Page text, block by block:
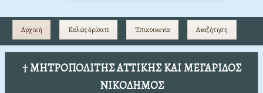
Αρχική Καλῶς ὁρίσατε Ἐπικοινωνία Αναζήτηση
† ΜΗΤΡΟΠΟΛΙΤΗΣ ΑΤΤΙΚΗΣ ΚΑΙ ΜΕΓΑΡΙΔΟΣ
ΝΙΚΟΔΗΜΟΣ